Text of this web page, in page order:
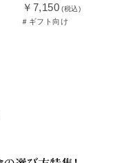
￥7,150 (税込)
＃ギフト向け